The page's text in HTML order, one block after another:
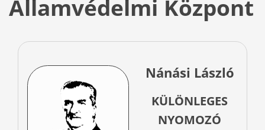
Államvédelmi Központ
Nánási László
KÜLÖNLEGES
NYOMOZÓ